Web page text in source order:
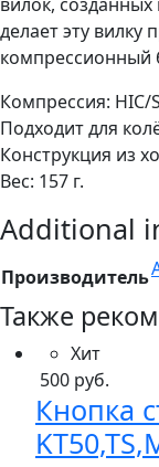
делает эту вилку
компрессионный
Компрессия: HIC/
Подходит для
Конструкция из
Вес: 157 г.
Additional
Производитель
Также
Хит
500 руб.
Кнопка